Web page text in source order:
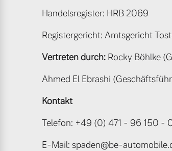
Mild-Hybrid
Geschäftskunden
Handelsregister: HRB 2069
Registergericht: Amtsgericht
Vertreten durch: Rocky Böhlke
Ahmed El Ebrashi
Kontakt
Telefon: +49 (0) 471 - 96 150 -
E-Mail: spaden@be-